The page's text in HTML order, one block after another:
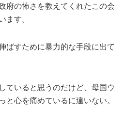
府の怖さを教えてくれたこの会
す。
ばすために暴力的な手段に出て
ていると思うのだけど、母国ウ
と心を痛めているに違いない。